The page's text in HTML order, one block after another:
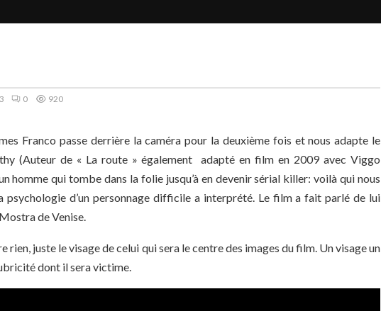
0 920
Franco passe derrière la caméra pour la deuxième fois et nous adapte le
(Auteur de « La route » également adapté en film en 2009 avec Viggo
homme qui tombe dans la folie jusqu’à en devenir sérial killer: voilà qui nous
d’un personnage difficile a interprété. Le film a fait parlé de lui
de Venise.
rien, juste le visage de celui qui sera le centre des images du film. Un visage un
dont il sera victime.